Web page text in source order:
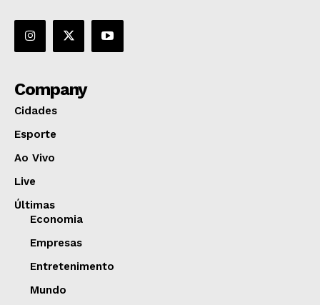
Company
Cidades
Esporte
Ao Vivo
Live
Últimas
Economia
Empresas
Entretenimento
Mundo